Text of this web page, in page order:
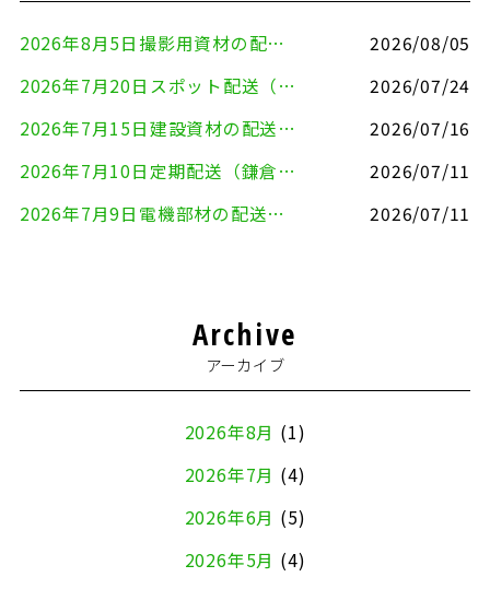
2026年8月5日撮影用資材の配送（鎌倉市⇒港区）
2026/08/05
2026年7月20日スポット配送（横浜市金沢区⇒愛知県豊川市）
2026/07/24
2026年7月15日建設資材の配送（横浜市金沢区⇒横須賀市）
2026/07/16
2026年7月10日定期配送（鎌倉市⇔大田区）
2026/07/11
2026年7月9日電機部材の配送（横浜市戸塚区⇒品川区）
2026/07/11
Archive
アーカイブ
2026年8月 (1)
2026年7月 (4)
2026年6月 (5)
2026年5月 (4)